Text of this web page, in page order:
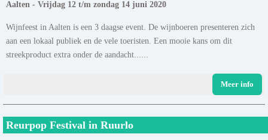
Aalten - Vrijdag 12 t/m zondag 14 juni 2020
Wijnfeest in Aalten is een 3 daagse event. De wijnboeren presenteren zich
aan een lokaal publiek en de vele toeristen. Een mooie kans om dit
streekproduct extra onder de aandacht......
Meer info
Reurpop Festival in Ruurlo